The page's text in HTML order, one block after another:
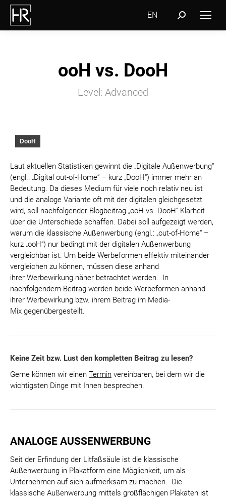
EN Search:
ooH vs. DooH
Level: Advanced
DooH
Laut aktuellen Statistiken gewinnt die „Digitale Außenwerbung“
(engl.: „Digital out-of-Home“ – kurz „DooH“) immer mehr an
Bedeutung. Da dieses Medium für viele noch relativ neu ist
und die analoge Variante oft mit der digitalen gleichgesetzt
wird, soll nachfolgender Blogbeitrag „ooH vs. DooH“ Klarheit
über die Unterschiede schaffen. Dabei soll aufgezeigt werden,
warum die klassische Außenwerbung (engl.: „out-of-Home“ –
kurz „ooH“) nur bedingt mit der digitalen Außenwerbung
vergleichbar ist. Um beide Werbeformen effektiv miteinander
vergleichen zu können, müssen diese anhand
ihrer Werbewirkung näher betrachtet werden. In
nachfolgendem Beitrag werden beide Werbeformen anhand
ihrer Werbewirkung bzw. ihrem Beitrag im Media-
Mix gegenübergestellt.
Keine Zeit bzw. Lust den kompletten Beitrag zu lesen?
Gerne können wir einen Termin vereinbaren, bei dem wir die
wichtigsten Dinge mit Ihnen besprechen.
ANALOGE AUSSENWERBUNG
Seit der Erfindung der Litfaßsäule ist die klassische
Außenwerbung in Plakatform eine Möglichkeit, um als
Unternehmen auf sich aufmerksam zu machen. Die
klassische Außenwerbung mittels großflächigen Plakaten ist